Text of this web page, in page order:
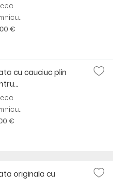
€
cu cauciuc plin
€
originala cu